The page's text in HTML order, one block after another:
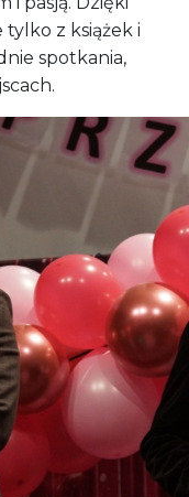
tylko z książek i
spotkania,